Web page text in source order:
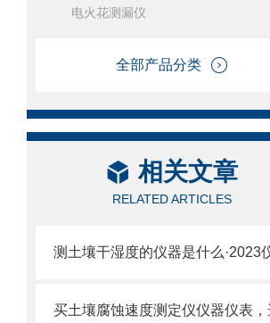
电火花测漏仪
全部产品分类
相关文章
RELATED ARTICLES